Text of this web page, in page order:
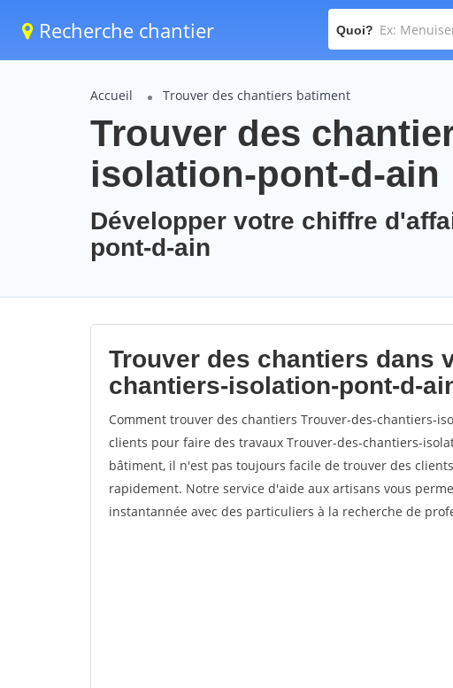
Recherche chantier Quoi?
Accueil Trouver des chantiers batiment
Trouver des
isolation-pont-d-ain
Développer votre chiffre
pont-d-ain
Trouver des chantiers dans
chantiers-isolation-pont-d-
Comment trouver des chantiers Trouver-des-chantiers-
clients pour faire des travaux Trouver-des-chantiers-
bâtiment, il n'est pas toujours facile de trouver des
rapidement. Notre service d'aide aux artisans vous
instantannée avec des particuliers à la recherche de